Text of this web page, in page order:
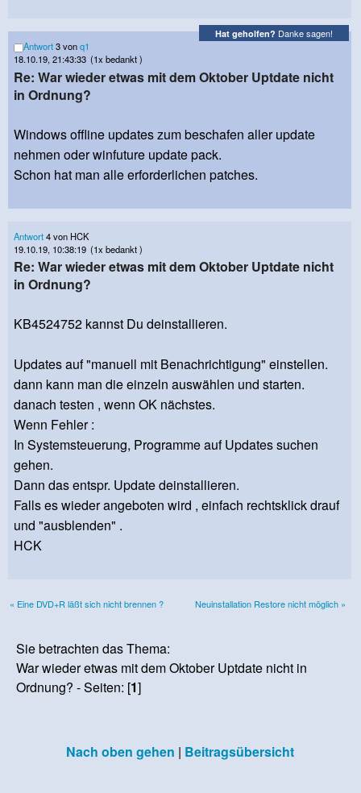
Hat geholfen? Danke sagen!
Antwort3 vonq1
18.10.19, 21:43:33 (1x bedankt )
Re: War wieder etwas mit dem Oktober Uptdate nicht
in Ordnung?
Windows offline updates zum beschafen aller update
nehmen oder winfuture update pack.
Schon hat man alle erforderlichen patches.
Antwort4 von HCK
19.10.19, 10:38:19 (1x bedankt )
Re: War wieder etwas mit dem Oktober Uptdate nicht
in Ordnung?
KB4524752 kannst Du deinstallieren.
Updates auf "manuell mit Benachrichtigung" einstellen.
dann kann man die einzeln auswählen und starten.
danach testen , wenn OK nächstes.
Wenn Fehler :
In Systemsteuerung, Programme auf Updates suchen
gehen.
Dann das entspr. Update deinstallieren.
Falls es wieder angeboten wird , einfach rechtsklick drauf
und "ausblenden" .
HCK
« Eine DVD+R läßt sich nicht brennen ? Neuinstallation Restore nicht möglich »
Sie betrachten das Thema:
War wieder etwas mit dem Oktober Uptdate nicht in
Ordnung? - Seiten: [1]
Nach oben gehen | Beitragsübersicht